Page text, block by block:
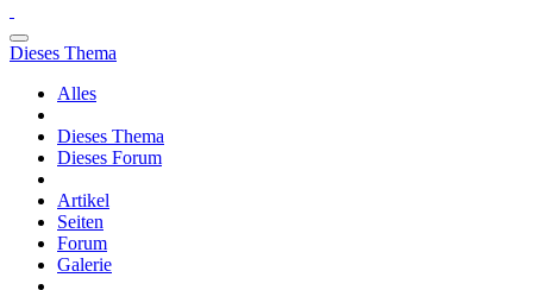
Dieses Thema
Alles
Dieses Thema
Dieses Forum
Artikel
Seiten
Forum
Galerie